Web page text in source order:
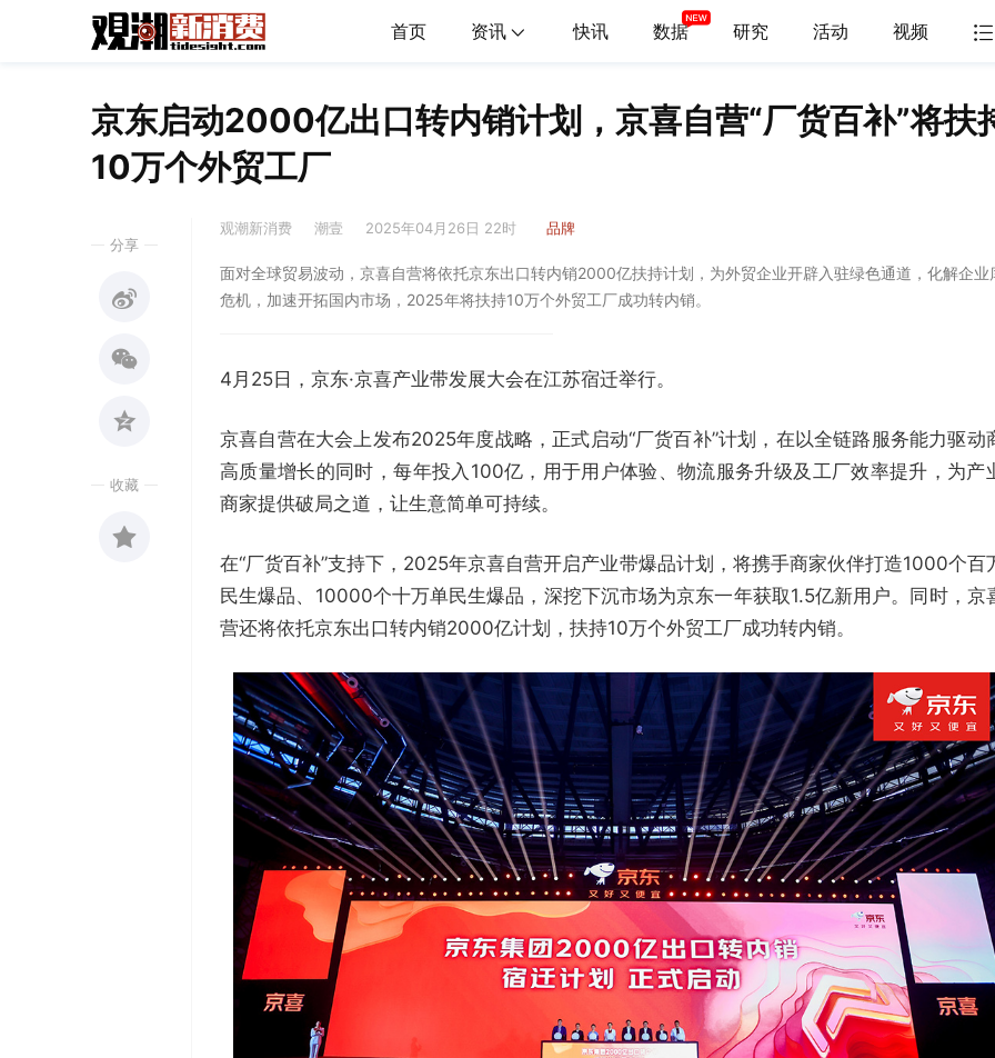
首页 资讯 快讯 数据 研究 活动 视频
京东启动2000亿出口转内销计划，京喜自营“厂货百补”将扶
10万个外贸工厂
分享
收藏
观潮新消费 潮壹 2025年04月26日 22时 品牌
面对全球贸易波动，京喜自营将依托京东出口转内销2000亿扶持计划，为外贸企业开辟入驻绿色通道，化解企业
危机，加速开拓国内市场，2025年将扶持10万个外贸工厂成功转内销。
4月25日，京东·京喜产业带发展大会在江苏宿迁举行。
京喜自营在大会上发布2025年度战略，正式启动“厂货百补”计划，在以全链路服务能力驱动
高质量增长的同时，每年投入100亿，用于用户体验、物流服务升级及工厂效率提升，为产
商家提供破局之道，让生意简单可持续。
在“厂货百补”支持下，2025年京喜自营开启产业带爆品计划，将携手商家伙伴打造1000个百
民生爆品、10000个十万单民生爆品，深挖下沉市场为京东一年获取1.5亿新用户。同时，京
营还将依托京东出口转内销2000亿计划，扶持10万个外贸工厂成功转内销。